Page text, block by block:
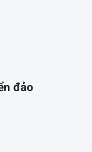
đảo